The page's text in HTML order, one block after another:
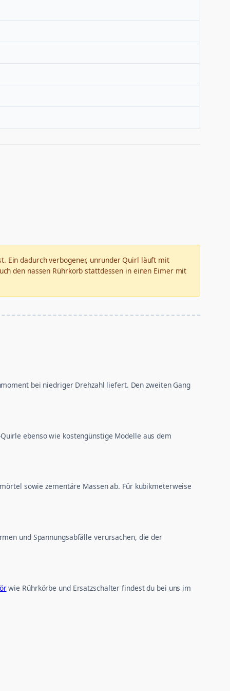
Ein dadurch verbogener, unrunder Quirl läuft mit
den nassen Rührkorb stattdessen in einen Eimer mit
bei niedriger Drehzahl liefert. Den zweiten Gang
ebenso wie kostengünstige Modelle aus dem
sowie zementäre Massen ab. Für kubikmeterweise
und Spannungsabfälle verursachen, die der
wie Rührkörbe und Ersatzschalter findest du bei uns im